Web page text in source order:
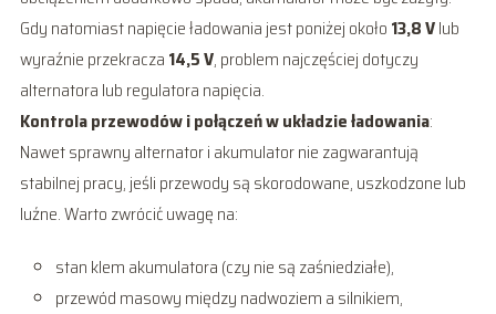
Gdy natomiast napięcie ładowania jest poniżej około 13,8 Vlub
wyraźnie przekracza 14,5 V, problem najczęściej dotyczy
alternatora lub regulatora napięcia.
Kontrola przewodów i połączeń w układzie ładowania:
Nawet sprawny alternator i akumulator nie zagwarantują
stabilnej pracy, jeśli przewody są skorodowane, uszkodzone lub
luźne. Warto zwrócić uwagę na:
stan klem akumulatora (czy nie są zaśniedziałe),
przewód masowy między nadwoziem a silnikiem,